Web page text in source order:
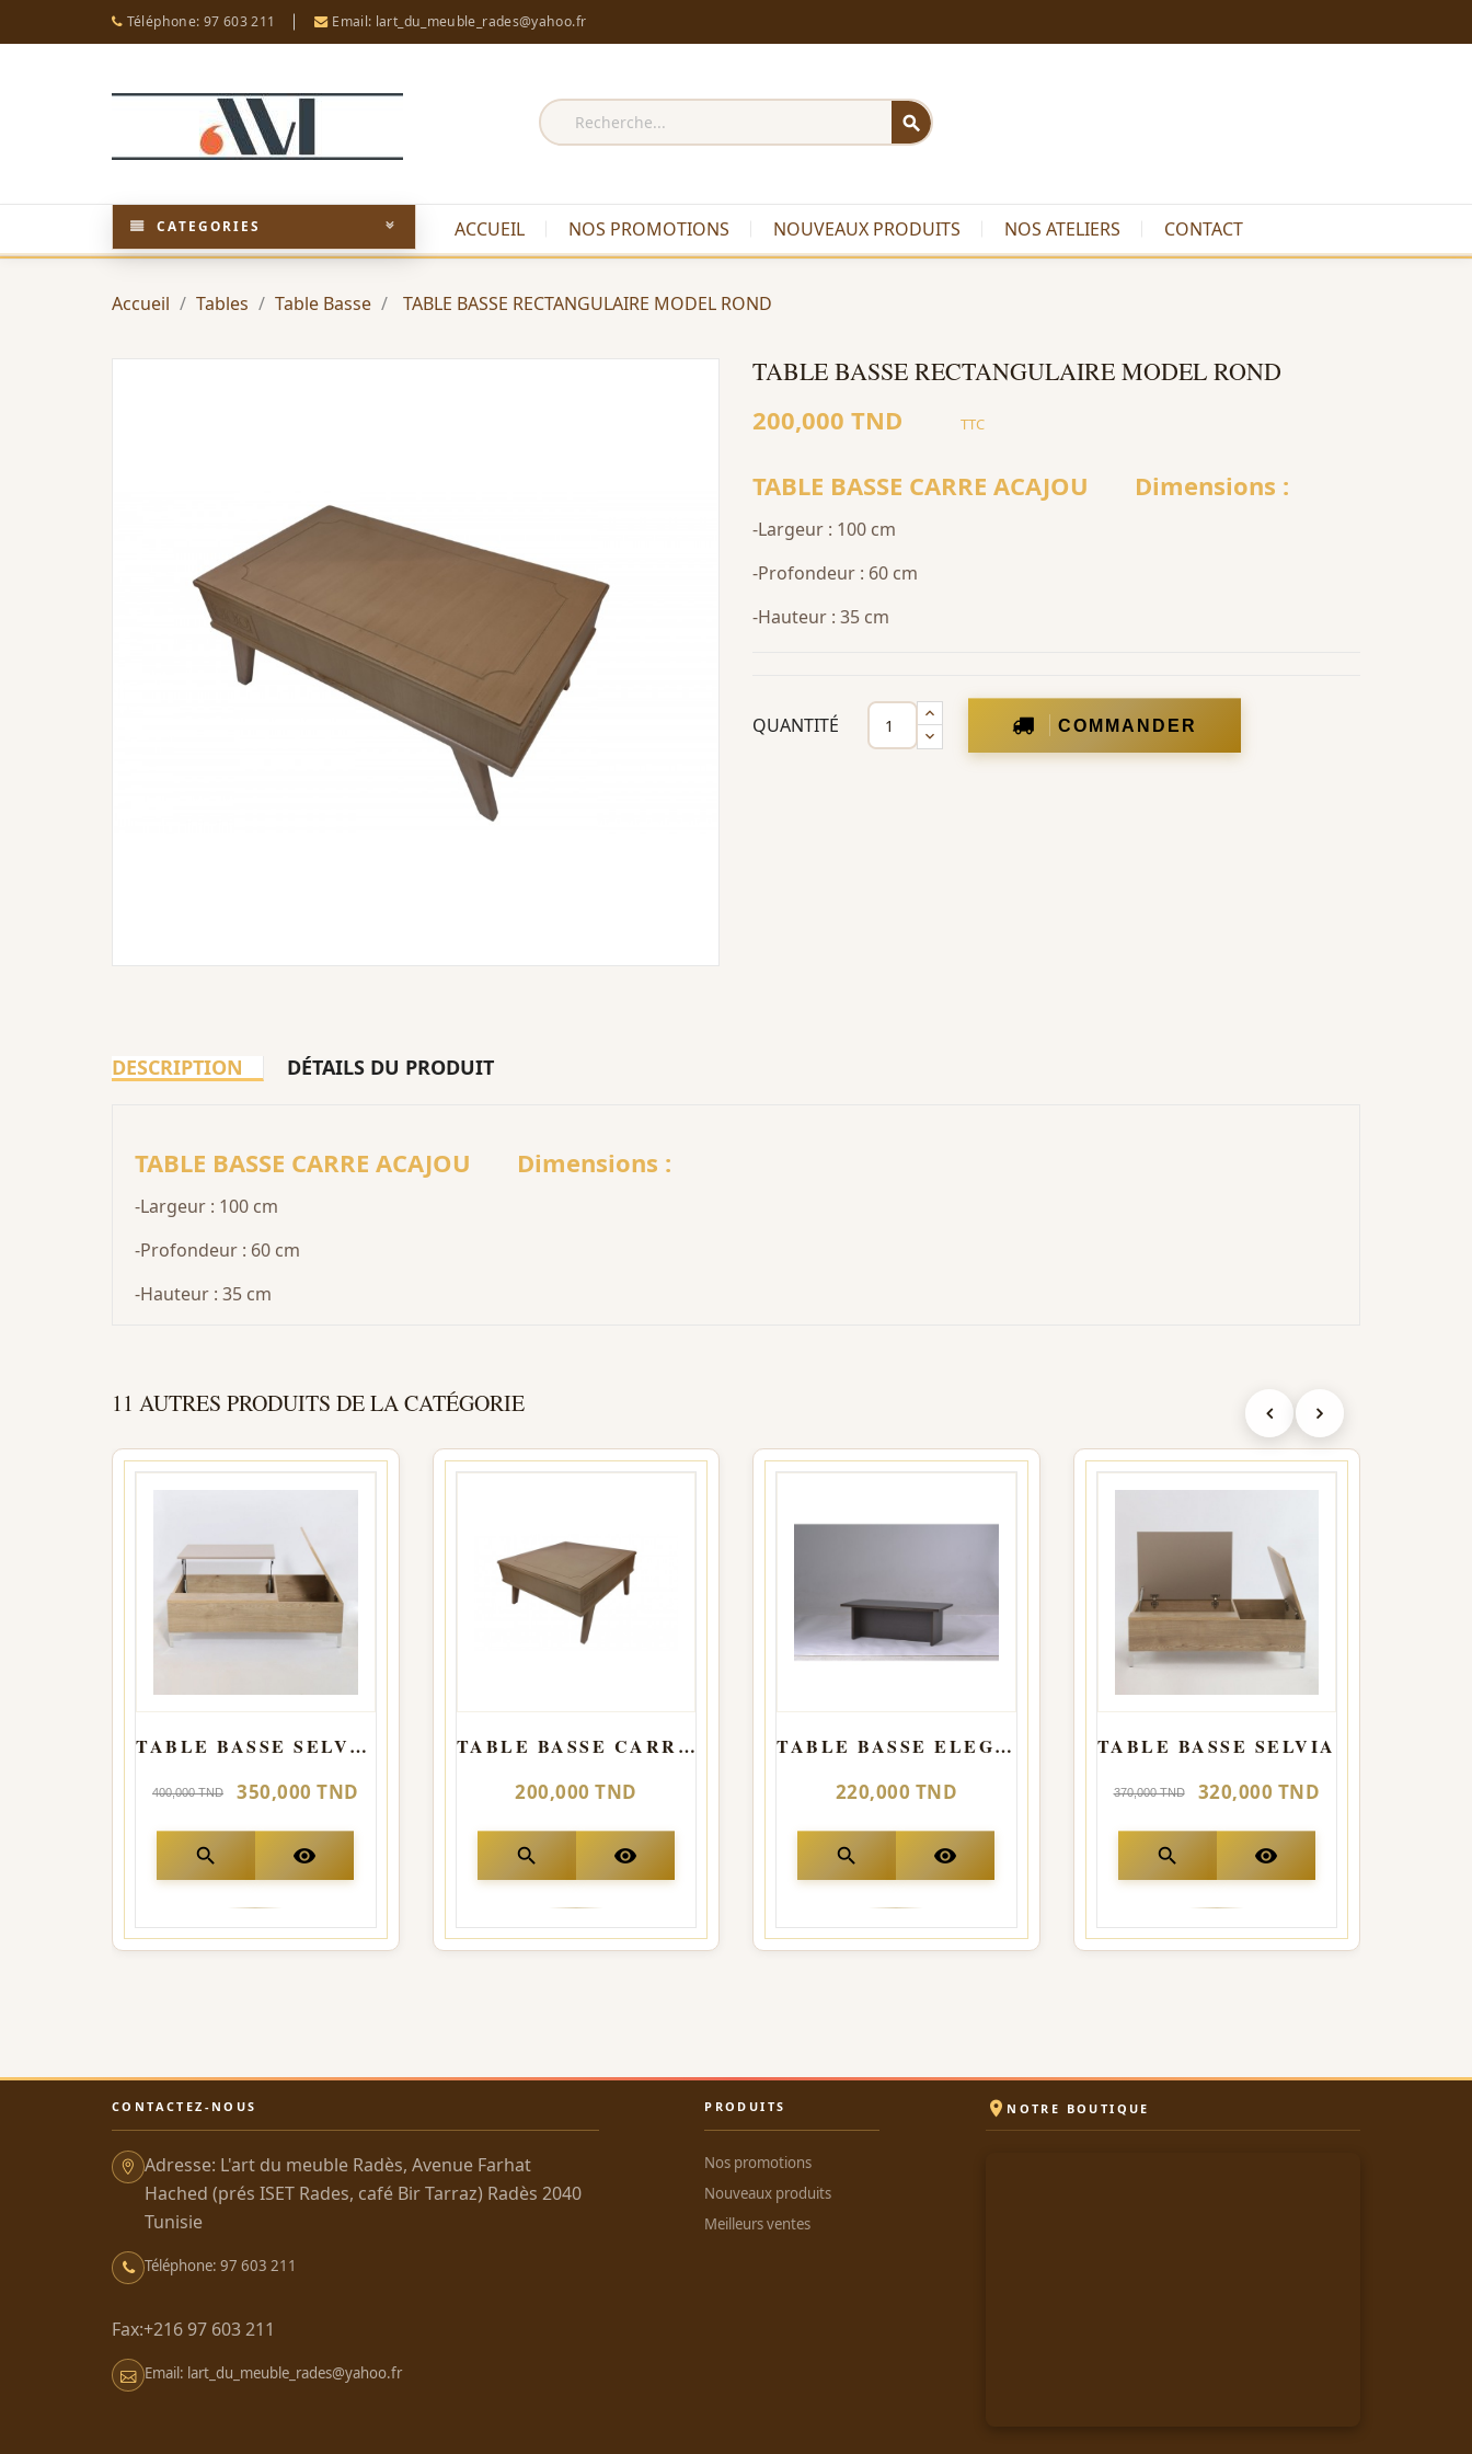
Téléphone: 97 603 211 Email: lart_du_meuble_rades@yahoo.fr
search
CATEGORIES ACCUEIL NOS PROMOTIONS NOUVEAUX PRODUITS NOS ATELIERS CONTACT
Accueil Tables Table Basse TABLE BASSE RECTANGULAIRE MODEL ROND
TABLE BASSE RECTANGULAIRE MODEL ROND
200,000 TND TTC
TABLE BASSE CARRE ACAJOU Dimensions :
-Largeur : 100 cm
-Profondeur : 60 cm
-Hauteur : 35 cm
QUANTITÉ COMMANDER
DESCRIPTION DÉTAILS DU PRODUIT
TABLE BASSE CARRE ACAJOU Dimensions :
-Largeur : 100 cm
-Profondeur : 60 cm
-Hauteur : 35 cm
11 AUTRES PRODUITS DE LA CATÉGORIE
TABLE BASSE SELVIA avec mécanisme
400,000 TND 350,000 TND
search visibility
TABLE BASSE CARRE Model ROND
200,000 TND
search visibility
TABLE BASSE ELEGANCE
220,000 TND
search visibility
TABLE BASSE SELVIA
370,000 TND 320,000 TND
search visibility
CONTACTEZ-NOUS
Adresse: L'art du meuble Radès, Avenue Farhat
Hached (prés ISET Rades, café Bir Tarraz) Radès 2040
Tunisie
Téléphone: 97 603 211
Fax:+216 97 603 211
Email: lart_du_meuble_rades@yahoo.fr
PRODUITS
Nos promotions
Nouveaux produits
Meilleurs ventes
 NOTRE BOUTIQUE